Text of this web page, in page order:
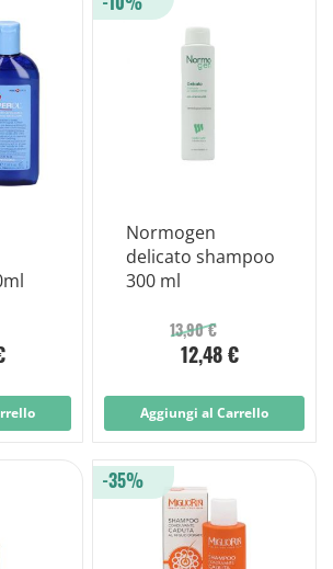
Normogen
delicato shampoo
300 ml
13,90 €
12,48 €
Aggiungi al Carrello
-35%